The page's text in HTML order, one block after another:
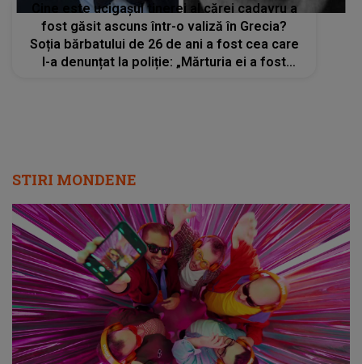
Cine este ucigașul tinerei al cărei cadavru a
fost găsit ascuns într-o valiză în Grecia?
Soția bărbatului de 26 de ani a fost cea care
l-a denunțat la poliție: „Mărturia ei a fost
STIRI MONDENE